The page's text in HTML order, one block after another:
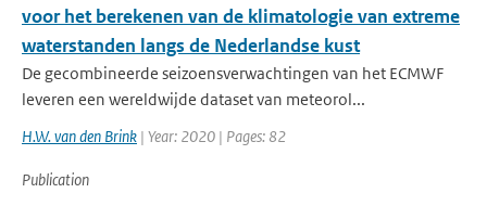
voor het berekenen van de klimatologie van extreme
waterstanden langs de Nederlandse kust
De gecombineerde seizoensverwachtingen van het ECMWF
leveren een wereldwijde dataset van meteorol...
H.W. van den Brink | Year: 2020 | Pages: 82
Publication